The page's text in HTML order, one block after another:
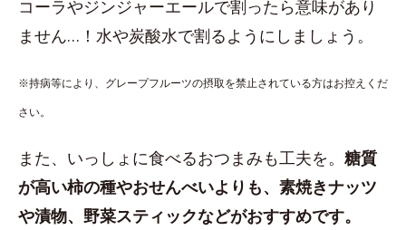
コーラやジンジャーエールで割ったら意味があり
ません…！水や炭酸水で割るようにしましょう。
※持病等により、グレープフルーツの摂取を禁止されている方はお控えくだ
さい。
また、いっしょに食べるおつまみも工夫を。 糖質
が高い柿の種やおせんべいよりも、素焼きナッツ
や漬物、野菜スティックなどがおすすめです。